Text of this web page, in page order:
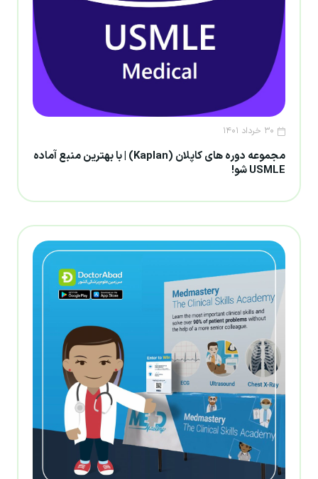
۳۰ خرداد ۱۴۰۱
مجموعه دوره های کاپلان (Kaplan) | با بهترین منبع آماده
USMLE شو!